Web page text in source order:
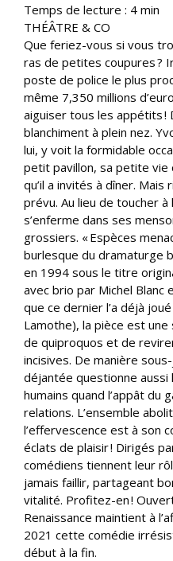
Temps de lecture : 4 min
THÉÂTRE & CO
Que feriez-vous si vous
ras de petites coupures ?
poste de police le plus
même 7,350 millions
aiguiser tous les appétits !
blanchiment à plein nez.
lui, y voit la formidable
petit pavillon, sa petite
qu’il a invités à dîner.
prévu. Au lieu de toucher
s’enferme dans ses
grossiers. « Espèces
burlesque du dramaturge
en 1994 sous le titre
avec brio par Michel Blanc
que ce dernier l’a déjà
Lamothe), la pièce est
de quiproquos et de
incisives. De manière
déjantée questionne
humains quand l’appât du
relations. L’ensemble
l’effervescence est à son
éclats de plaisir ! Dirigés
comédiens tiennent leur
jamais faillir, partageant
vitalité. Profitez-en !
Renaissance maintient à
2021 cette comédie
début à la fin.